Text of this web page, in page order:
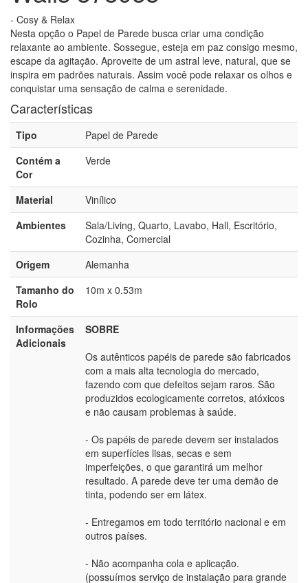
- Cosy & Relax
Nesta opção o Papel de Parede busca criar uma condição
relaxante ao ambiente. Sossegue, esteja em paz consigo mesmo,
escape da agitação. Aproveite de um astral leve, natural, que se
inspira em padrões naturais. Assim você pode relaxar os olhos e
conquistar uma sensação de calma e serenidade.
Características
Tipo
Papel de Parede
Contém a
Cor
Verde
Material
Vinílico
Ambientes
Sala/Living, Quarto, Lavabo, Hall, Escritório,
Cozinha, Comercial
Origem
Alemanha
Tamanho do
Rolo
10m x 0.53m
Informações
Adicionais
SOBRE
Os autênticos papéis de parede são fabricados
com a mais alta tecnologia do mercado,
fazendo com que defeitos sejam raros. São
produzidos ecologicamente corretos, atóxicos
e não causam problemas à saúde.
- Os papéis de parede devem ser instalados
em superfícies lisas, secas e sem
imperfeições, o que garantirá um melhor
resultado. A parede deve ter uma demão de
tinta, podendo ser em látex.
- Entregamos em todo território nacional e em
outros países.
- Não acompanha cola e aplicação.
(possuímos serviço de instalação para grande